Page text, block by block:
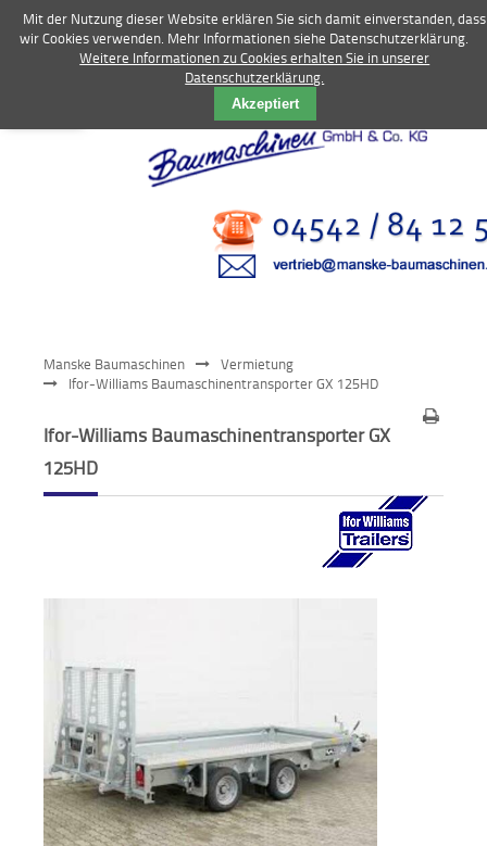
Bagger
Kommunaltechnik
Anbaugeräte
Sonstiges
Fahrzeuge
Stromerzeuger
Vibrationstechnik
Kommunaltechnik
Manske Baumaschinen
Vermietung
Ifor-Williams Baumaschinentransporter GX 125HD
Ifor-Williams Baumaschinentransporter GX
125HD
Mit der Nutzung dieser Website erklären Sie sich damit einverstanden, dass
wir Cookies verwenden. Mehr Informationen siehe Datenschutzerklärung.
Weitere Informationen zu Cookies erhalten Sie in unserer
Datenschutzerklärung.
Akzeptiert